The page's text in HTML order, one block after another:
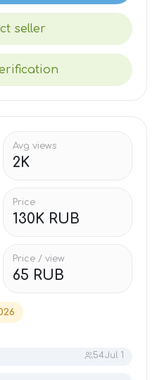
seller
Avg views
2K
Price
130K RUB
Price / view
65 RUB
54Jul 1